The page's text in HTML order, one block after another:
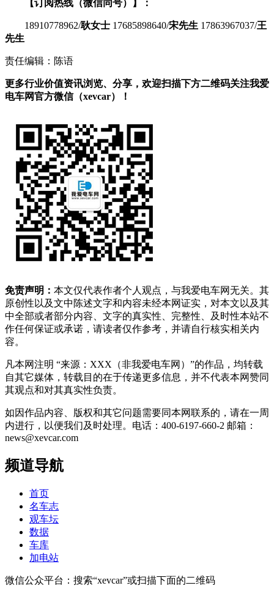
【订阅热线（微信同号）】：
18910778962/耿女士 17685898640/宋先生 17863967037/王
先生
责任编辑：陈语
更多行业价值资讯浏览、分享，欢迎扫描下方二维码关注我爱
电车网官方微信（xevcar）！
免责声明： 本文仅代表作者个人观点，与我爱电车网无关。其
原创性以及文中陈述文字和内容未经本网证实，对本文以及其
中全部或者部分内容、文字的真实性、完整性、及时性本站不
作任何保证或承诺，请读者仅作参考，并请自行核实相关内
容。
凡本网注明 “来源：XXX（非我爱电车网）”的作品，均转载
自其它媒体，转载目的在于传递更多信息，并不代表本网赞同
其观点和对其真实性负责。
如因作品内容、版权和其它问题需要同本网联系的，请在一周
内进行，以便我们及时处理。电话：400-6197-660-2 邮箱：
news@xevcar.com
频道导航
首页
名车志
观车坛
数据
车库
加电站
微信公众平台：搜索“xevcar”或扫描下面的二维码